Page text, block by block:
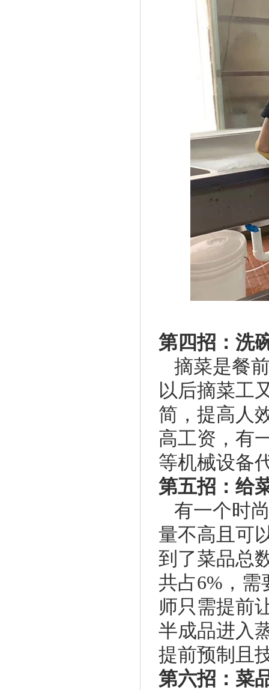
第四招：洗
摘菜是餐
以后摘菜工
简，提高人
高工资，有
等机械设备
第五招：给
有一个时
量不高且可
到了菜品总
共占6%，需
师只需提前
半成品进入
提前预制且
第六招：菜